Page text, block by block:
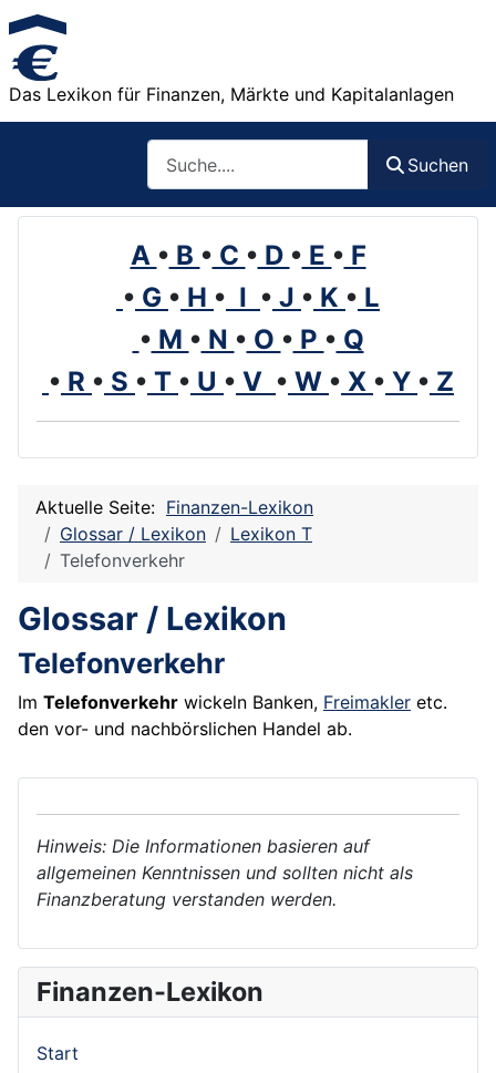
Das Lexikon für Finanzen, Märkte und Kapitalanlagen
Suchen
A • B • C • D • E • F
• G • H • I • J • K • L
• M • N • O • P • Q
• R • S • T • U • V • W • X • Y • Z
Aktuelle Seite: Finanzen-Lexikon
Glossar / Lexikon
Lexikon T
Telefonverkehr
Glossar / Lexikon
Telefonverkehr
Im Telefonverkehr wickeln Banken, Freimakler etc.
den vor- und nachbörslichen Handel ab.
Hinweis: Die Informationen basieren auf
allgemeinen Kenntnissen und sollten nicht als
Finanzberatung verstanden werden.
Finanzen-Lexikon
Start